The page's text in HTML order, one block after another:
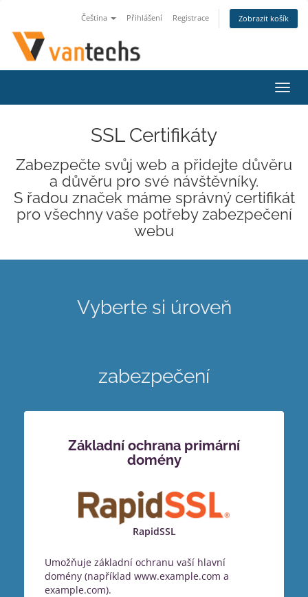
Čeština Přihlášení Registrace Zobrazit košík
SSL Certifikáty
Zabezpečte svůj web a přidejte důvěru
a důvěru pro své návštěvníky.
S řadou značek máme správný certifikát
pro všechny vaše potřeby zabezpečení
webu
Vyberte si úroveň
zabezpečení
Základní ochrana primární
domény
RapidSSL
Umožňuje základní ochranu vaší hlavní
domény (například www.example.com a
example.com).